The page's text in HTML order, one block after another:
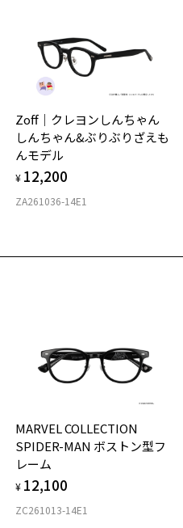
© 金城宗幸 ・ ノ村優介 ・ 講談社／
Zoff | ブルーロック 特設ページをみる
※柄や色味の出方に個体差があり、
商品に関する注意事項
・画像は開発中のものにつき、実際
す。
・メガネフレームには、購入点数分
メガネフレームご購入後、店舗にて
きるチケットです。
・度付きメガネ、度なしメガネどち
詳しくはこちらをご確認ください。
※レンズ交換券は商品発送から6か月
のオプションレンズへ交換する場合
お持ちのZoffメガネサイ
仕上がり寸法
※着脱式サングラス：デモレンズ、アタッチメ
材質
フロント素材：アセテート
日より１年間修理又は交換させ
※保証期間内に交換が行われた場合、
せん。
視力の変化を早めに発見するた
すめいたします。
安心3 かかり具合調整無料
Zoff｜クレヨンしんちゃん
しんちゃん&ぶりぶりざえも
んモデル
¥ 12,200
ZA261036-14E1
MARVEL COLLECTION
SPIDER-MAN ボストン型フ
レーム
¥ 12,100
ZC261013-14E1